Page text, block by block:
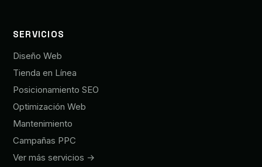
SERVICIOS
Diseño Web
Tienda en Línea
Posicionamiento SEO
Optimización Web
Mantenimiento
Campañas PPC
Ver más servicios →